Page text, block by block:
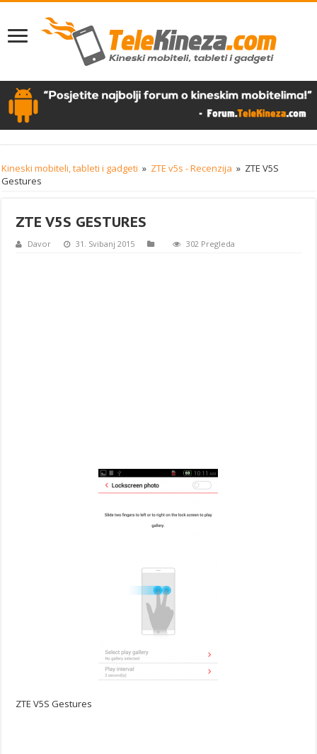
Kineski mobiteli, tableti i gadgeti » ZTE v5s - Recenzija » ZTE V5S
Gestures
ZTE V5S GESTURES
Davor 31. Svibanj 2015 302 Pregleda
ZTE V5S Gestures